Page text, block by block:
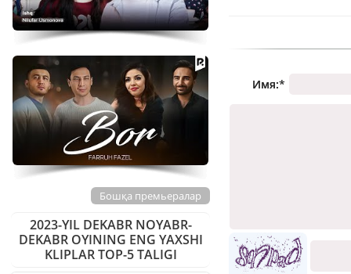
Имя:*
Бошқа премьералар
2023-YIL DEKABR NOYABR-
DEKABR OYINING ENG YAXSHI
KLIPLAR TOP-5 TALIGI